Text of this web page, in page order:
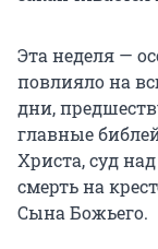
Эта неделя —
повлияло на
дни,
главные
Христа, суд
смерть на
Сына Божьего.